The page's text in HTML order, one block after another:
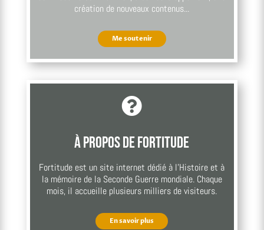
création de nouveaux contenus...
Me soutenir

À propos de Fortitude
Fortitude est un site internet dédié à l’Histoire et à
la mémoire de la Seconde Guerre mondiale. Chaque
mois, il accueille plusieurs milliers de visiteurs.
En savoir plus